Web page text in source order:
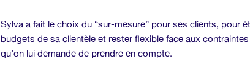
Sylva a fait le choix du “sur-mesure” pour ses clients, pour
budgets de sa clientèle et rester flexible face aux
qu’on lui demande de prendre en compte.